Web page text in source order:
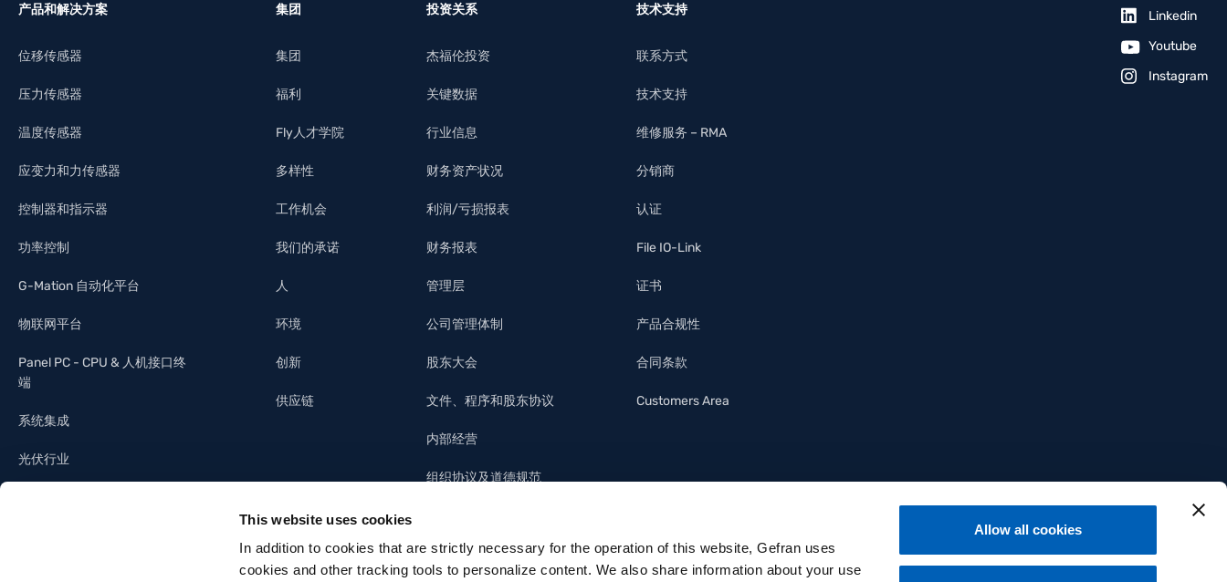
This website uses cookies
In addition to cookies that are strictly necessary for the operation of this website, Gefran uses
cookies and other tracking tools to personalize content. We also share information about your use
Allow all cookies
产品和解决方案
位移传感器
压力传感器
温度传感器
应变力和力传感器
控制器和指示器
功率控制
G-Mation 自动化平台
物联网平台
Panel PC - CPU & 人机接口终
端
系统集成
光伏行业
集团
集团
福利
Fly人才学院
多样性
工作机会
我们的承诺
人
环境
创新
供应链
投资关系
杰福伦投资
关键数据
行业信息
财务资产状况
利润/亏损报表
财务报表
管理层
公司管理体制
股东大会
文件、程序和股东协议
内部经营
组织协议及道德规范
技术支持
联系方式
技术支持
维修服务 – RMA
分销商
认证
File IO-Link
证书
产品合规性
合同条款
Customers Area
Linkedin
Youtube
Instagram